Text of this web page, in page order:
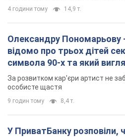
4 години тому 14,9 т.
Олександру Пономарьову
відомо про трьох дітей
символа 90-х та який
мають
За розвитком кар'єри артист не
особисте щастя
9 годин тому 8,4 т.
У ПриватБанку розповіли,